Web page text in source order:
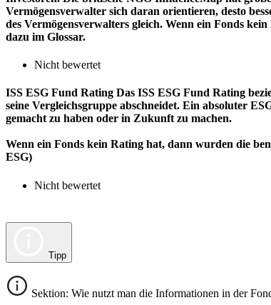
Vermögensverwalter sich daran orientieren, desto
des Vermögensverwalters gleich. Wenn ein Fonds
dazu im Glossar.
Nicht bewertet
ISS ESG Fund Rating Das ISS ESG Fund Rating
seine Vergleichsgruppe abschneidet. Ein absoluter
gemacht zu haben oder in Zukunft zu machen.
Wenn ein Fonds kein Rating hat, dann wurden die
ESG)
Nicht bewertet
Tipp
Sektion: Wie nutzt man die Informationen in der